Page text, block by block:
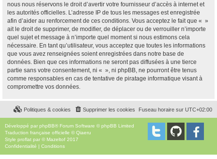
nous nous réservons le droit d’avertir votre fournisseur d’accès à internet et
les autorités officielles. L’adresse IP de tous les messages est enregistrée
afin d’aider au renforcement de ces conditions. Vous acceptez le fait que « »
ait le droit de supprimer, de modifier, de déplacer ou de verrouiller n’importe
quel sujet et message à n’importe quel moment si nous estimons cela
nécessaire. En tant qu’utilisateur, vous acceptez que toutes les informations
que vous avez renseignées soient enregistrées dans notre base de
données. Bien que ces informations ne seront pas diffusées à une tierce
partie sans votre consentement, ni « », ni phpBB, ne pourront être tenus
comme responsables en cas de tentative de piratage informatique visant à
compromettre vos données.
Fuseau horaire sur UTC+02:00
Supprimer les cookies
Politiques & cookies
Développé par phpBB® Forum Software © phpBB Limited
Traduction française officielle ©Qiaeru
Style proflat par © Mazeltof 2017
Confidentialité | Conditions